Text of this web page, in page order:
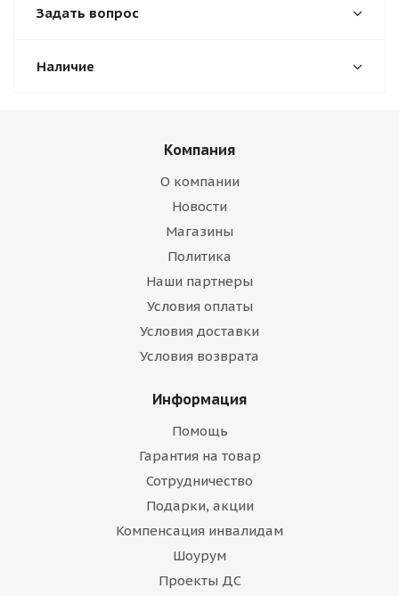
Задать вопрос
Наличие
Компания
О компании
Новости
Магазины
Политика
Наши партнеры
Условия оплаты
Условия доставки
Условия возврата
Информация
Помощь
Гарантия на товар
Сотрудничество
Подарки, акции
Компенсация инвалидам
Шоурум
Проекты ДС